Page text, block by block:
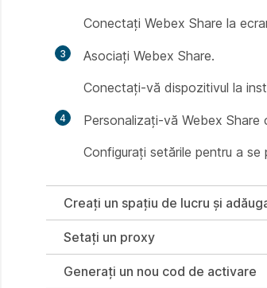
Conectați Webex Share la
3
Asociați Webex Share.
Conectați-vă dispozitivul la
4
Personalizați-vă Webex Share
Configurați setările pentru a
Creați un spațiu de lucru și
Setați un proxy
Generați un nou cod de activare